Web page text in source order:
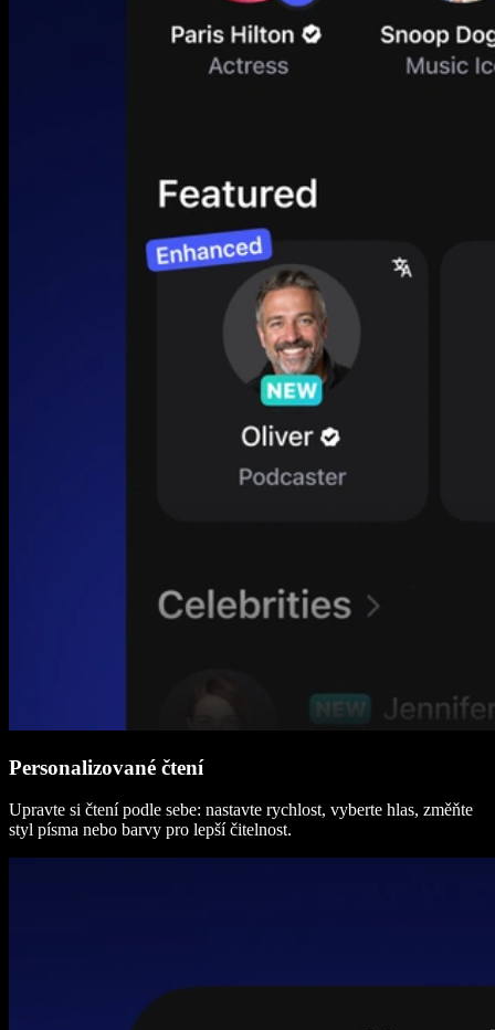
Personalizované čtení
Upravte si čtení podle sebe: nastavte rychlost, vyberte hlas, změňte
styl písma nebo barvy pro lepší čitelnost.